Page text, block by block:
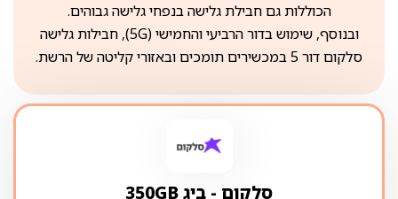
הכוללות גם חבילת גלישה בנפחי גלישה גבוהים.
ובנוסף, שימוש בדור הרביעי והחמישי (5G), חבילות גלישה
סלקום דור 5 במכשירים תומכים ובאזורי קליטה של הרשת.
סלקום ‏- ‏ביג 350GB